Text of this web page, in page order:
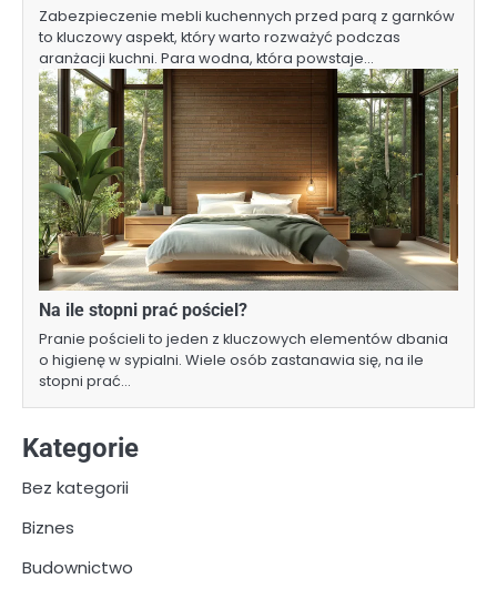
Zabezpieczenie mebli kuchennych przed parą z garnków
to kluczowy aspekt, który warto rozważyć podczas
aranżacji kuchni. Para wodna, która powstaje…
Na ile stopni prać pościel?
Pranie pościeli to jeden z kluczowych elementów dbania
o higienę w sypialni. Wiele osób zastanawia się, na ile
stopni prać…
Kategorie
Bez kategorii
Biznes
Budownictwo